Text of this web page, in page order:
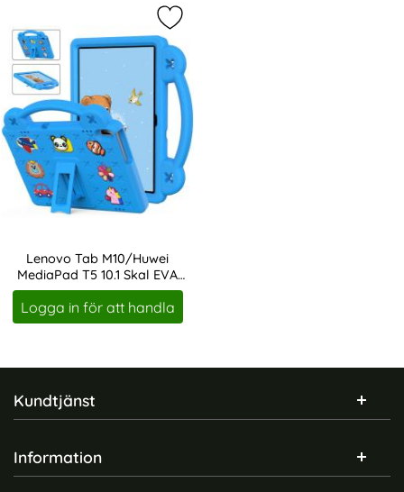
Lenovo Tab M10/Huwei
MediaPad T5 10.1 Skal EVA
För Barn Blå
Art. nr 247215
Logga in för att handla
Markera lenovo Tab M10/Huwei
Sidfot Blandad info och länkar
Kundtjänst
Information